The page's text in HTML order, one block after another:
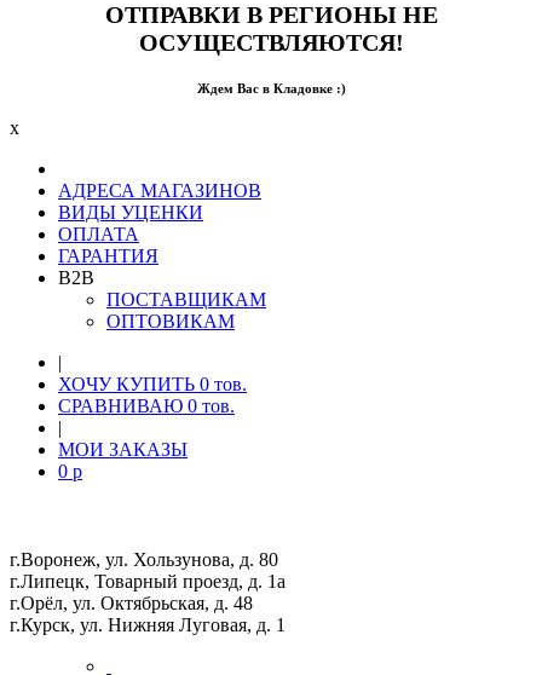
ОТПРАВКИ В РЕГИОНЫ НЕ
ОСУЩЕСТВЛЯЮТСЯ!
Ждем Вас в Кладовке :)
x
АДРЕСА МАГАЗИНОВ
ВИДЫ УЦЕНКИ
ОПЛАТА
ГАРАНТИЯ
B2B
ПОСТАВЩИКАМ
ОПТОВИКАМ
|
ХОЧУ КУПИТЬ 0 тов.
СРАВНИВАЮ 0 тов.
|
МОИ ЗАКАЗЫ
0 p
г.Воронеж, ул. Хользунова, д. 80
г.Липецк, Товарный проезд, д. 1а
г.Орёл, ул. Октябрьская, д. 48
г.Курск, ул. Нижняя Луговая, д. 1